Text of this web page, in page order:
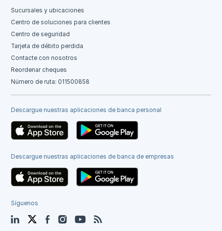
Sucursales y ubicaciones
Centro de soluciones para clientes
Centro de seguridad
Tarjeta de débito perdida
Contacte con nosotros
Reordenar cheques
Número de ruta: 011500858
Descargue nuestras aplicaciones de banca personal
Descargue nuestras aplicaciones de banca de empresas
Síguenos
LinkedIn TwitterFacebookInstagramYouTube